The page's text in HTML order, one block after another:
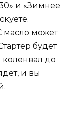
и «Зимнее
масло может
будет
коленвал до
и вы